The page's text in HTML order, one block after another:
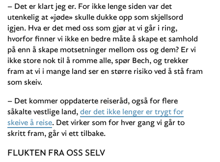
– Det er klart jeg er. For ikke lenge siden var det
utenkelig at «jøde» skulle dukke opp som skjellsord
igjen. Hva er det med oss som gjør at vi går i ring,
hvorfor finner vi ikke en bedre måte å skape et samhold
på enn å skape motsetninger mellom oss og dem? Er vi
ikke store nok til å romme alle, spør Bech, og trekker
fram at vi i mange land ser en større risiko ved å stå fram
som skeiv.
– Det kommer oppdaterte reiseråd, også for flere
såkalte vestlige land, der det ikke lenger er trygt for
skeive å reise. Det virker som for hver gang vi går to
skritt fram, går vi ett tilbake.
FLUKTEN FRA OSS SELV